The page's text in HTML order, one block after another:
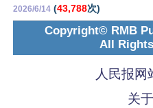
2026/6/14 (43,788次)
Copyright© RMB
All
人民报网
关